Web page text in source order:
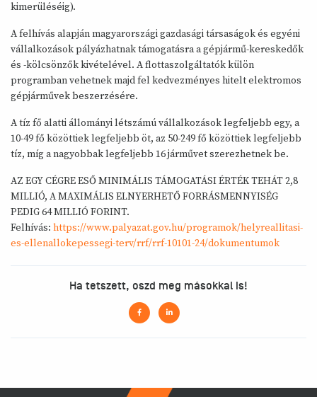
kimerüléséig).
A felhívás alapján magyarországi gazdasági társaságok és egyéni
vállalkozások pályázhatnak támogatásra a gépjármű-kereskedők
és -kölcsönzők kivételével. A flottaszolgáltatók külön
programban vehetnek majd fel kedvezményes hitelt elektromos
gépjárművek beszerzésére.
A tíz fő alatti állományi létszámú vállalkozások legfeljebb egy, a
10-49 fő közöttiek legfeljebb öt, az 50-249 fő közöttiek legfeljebb
tíz, míg a nagyobbak legfeljebb 16 járművet szerezhetnek be.
AZ EGY CÉGRE ESŐ MINIMÁLIS TÁMOGATÁSI ÉRTÉK TEHÁT 2,8
MILLIÓ, A MAXIMÁLIS ELNYERHETŐ FORRÁSMENNYISÉG
PEDIG 64 MILLIÓ FORINT.
Felhívás: https://www.palyazat.gov.hu/programok/helyreallitasi-
es-ellenallokepessegi-terv/rrf/rrf-10101-24/dokumentumok
Ha tetszett, oszd meg másokkal is!